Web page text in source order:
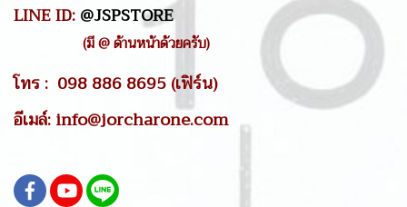
LINE ID:@JSPSTORE
(มี @ ด้านหน้าด้วยครับ)
โทร : 098 886 8695 (เฟิร์น)
อีเมล์: info@jorcharone.com